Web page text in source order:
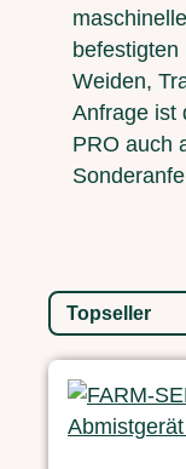
Weiden,
Anfrage ist
PRO auch